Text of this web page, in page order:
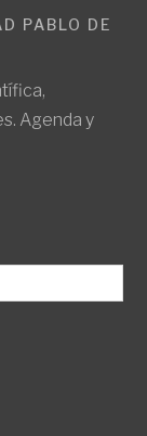
PABLO DE
Agenda y